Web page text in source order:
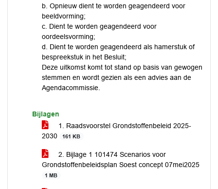
b. Opnieuw dient te worden geagendeerd voor
beeldvorming;
c. Dient te worden geagendeerd voor
oordeelsvorming;
d. Dient te worden geagendeerd als hamerstuk of
bespreekstuk in het Besluit;
Deze uitkomst komt tot stand op basis van gewogen
stemmen en wordt gezien als een advies aan de
Agendacommissie.
Bijlagen
1. Raadsvoorstel Grondstoffenbeleid 2025-
2030
161 KB
2. Bijlage 1 101474 Scenarios voor
Grondstoffenbeleidsplan Soest concept 07mei2025
1 MB